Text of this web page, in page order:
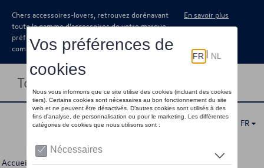
Chers accessoires-lovers, retrouvez dorénavant
toute la gamme d’accessoires de votre marque
préférée sous forme de catalogue à
commander auprès de votre concessionaire.
En savoir plus
Toggle navigation
FR
Accueil >Catalogue Volkswagen >Jantes et roues